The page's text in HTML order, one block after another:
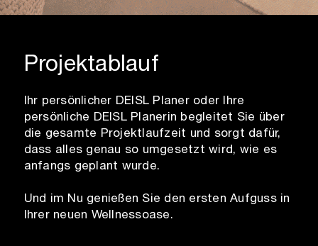
Projektablauf
Ihr persönlicher DEISL Planer oder Ihre
persönliche DEISL Planerin begleitet Sie über
die gesamte Projektlaufzeit und sorgt dafür,
dass alles genau so umgesetzt wird, wie es
anfangs geplant wurde.
Und im Nu genießen Sie den ersten Aufguss in
Ihrer neuen Wellnessoase.